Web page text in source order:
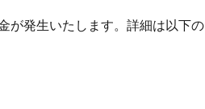
が発生いたします。詳細は以下の